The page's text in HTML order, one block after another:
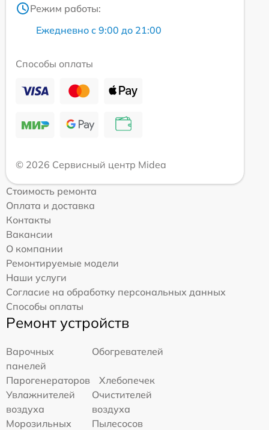
Режим работы:
Ежедневно с 9:00 до 21:00
Способы оплаты
© 2026 Сервисный центр Midea
Стоимость ремонта
Оплата и доставка
Контакты
Вакансии
О компании
Ремонтируемые модели
Наши услуги
Согласие на обработку персональных данных
Способы оплаты
Ремонт устройств
Варочных
панелей
Обогревателей
Парогенераторов
Хлебопечек
Увлажнителей
воздуха
Очистителей
воздуха
Морозильных
Пылесосов